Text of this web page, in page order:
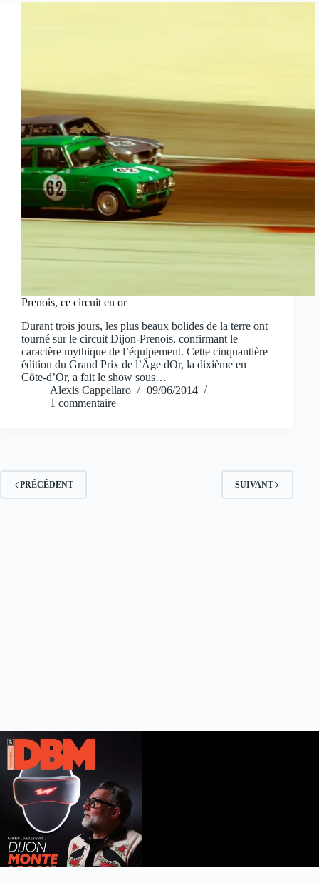
Prenois, ce circuit en or
Durant trois jours, les plus beaux bolides de la terre ont
tourné sur le circuit Dijon-Prenois, confirmant le
caractère mythique de l’équipement. Cette cinquantière
édition du Grand Prix de l’Âge dOr, la dixième en
Côte-d’Or, a fait le show sous…
Alexis Cappellaro
09/06/2014
1 commentaire
PRÉCÉDENT SUIVANT